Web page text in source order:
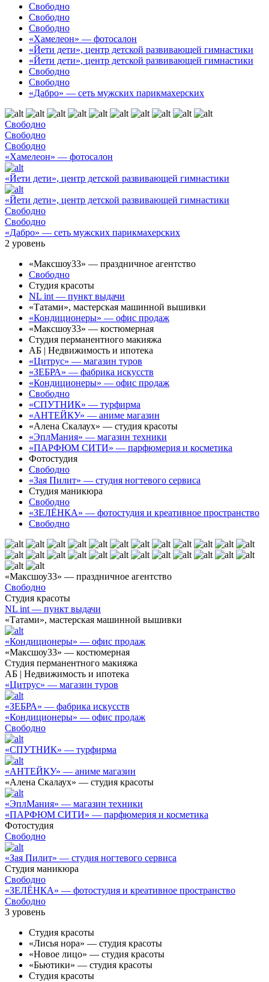
Свободно
Свободно
Свободно
«Хамелеон» — фотосалон
«Йети дети», центр детской развивающей гимнастики
«Йети дети», центр детской развивающей гимнастики
Свободно
Свободно
«Дабро» — сеть мужских парикмахерских
Свободно
Свободно
Свободно
«Хамелеон» — фотосалон
«Йети дети», центр детской развивающей гимнастики
«Йети дети», центр детской развивающей гимнастики
Свободно
Свободно
«Дабро» — сеть мужских парикмахерских
2 уровень
«Максшоу33» — праздничное агентство
Свободно
Студия красоты
NL int — пункт выдачи
«Татами», мастерская машинной вышивки
«Кондиционеры» — офис продаж
«Максшоу33» — костюмерная
Студия перманентного макияжа
АБ | Недвижимость и ипотека
«Цитрус» — магазин туров
«ЗЕБРА» — фабрика искусств
«Кондиционеры» — офис продаж
Свободно
«СПУТНИК» — турфирма
«АНТЕЙКУ» — аниме магазин
«Алена Скалаух» — студия красоты
«ЭплМания» — магазин техники
«ПАРФЮМ СИТИ» — парфюмерия и косметика
Фотостудия
Свободно
«Зая Пилит» — студия ногтевого сервиса
Студия маникюра
Свободно
«ЗЕЛЁНКА» — фотостудия и креативное пространство
Свободно
«Максшоу33» — праздничное агентство
Свободно
Студия красоты
NL int — пункт выдачи
«Татами», мастерская машинной вышивки
«Кондиционеры» — офис продаж
«Максшоу33» — костюмерная
Студия перманентного макияжа
АБ | Недвижимость и ипотека
«Цитрус» — магазин туров
«ЗЕБРА» — фабрика искусств
«Кондиционеры» — офис продаж
Свободно
«СПУТНИК» — турфирма
«АНТЕЙКУ» — аниме магазин
«Алена Скалаух» — студия красоты
«ЭплМания» — магазин техники
«ПАРФЮМ СИТИ» — парфюмерия и косметика
Фотостудия
Свободно
«Зая Пилит» — студия ногтевого сервиса
Студия маникюра
Свободно
«ЗЕЛЁНКА» — фотостудия и креативное пространство
Свободно
3 уровень
Студия красоты
«Лисья нора» — студия красоты
«Новое лицо» — студия красоты
«Бьютики» — студия красоты
Студия красоты